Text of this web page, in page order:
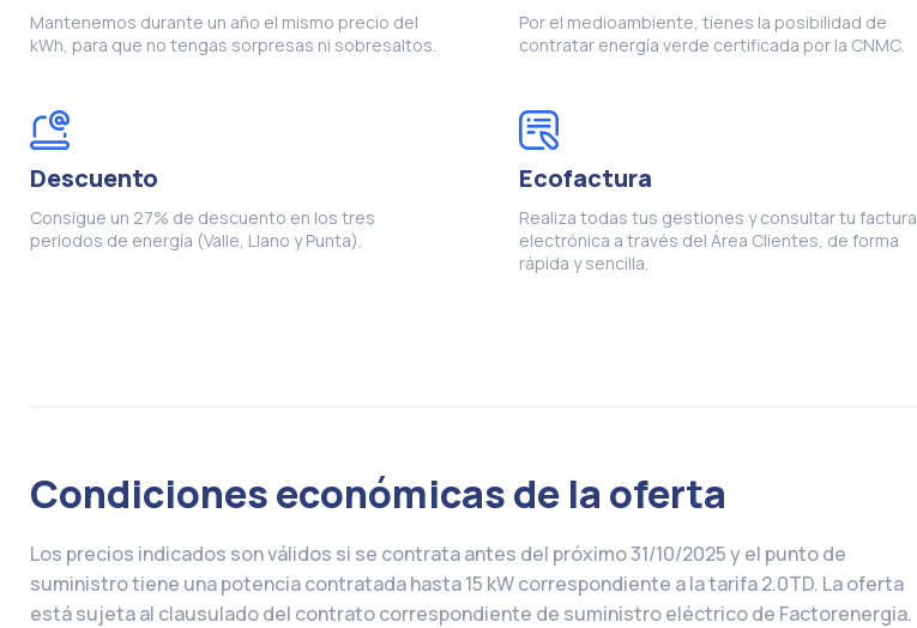
Mantenemos durante un año el mismo precio del
kWh, para que no tengas sorpresas ni sobresaltos.
Por el medioambiente, tienes la posibilidad de
contratar energía verde certificada por la CNMC.
Descuento
Consigue un 27% de descuento en los tres
periodos de energía (Valle, Llano y Punta).
Ecofactura
Realiza todas tus gestiones y consultar tu factura
electrónica a través del Área Clientes, de forma
rápida y sencilla.
Condiciones económicas de la oferta
Los precios indicados son válidos si se contrata antes del próximo 31/10/2025 y el punto de
suministro tiene una potencia contratada hasta 15 kW correspondiente a la tarifa 2.0TD. La oferta
está sujeta al clausulado del contrato correspondiente de suministro eléctrico de Factorenergia.